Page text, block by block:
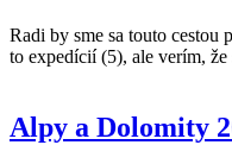
Radi by sme sa touto
to expedícií (5), ale verím,
Alpy a Dolomity